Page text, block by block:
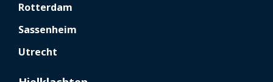
Rotterdam
Sassenheim
Utrecht